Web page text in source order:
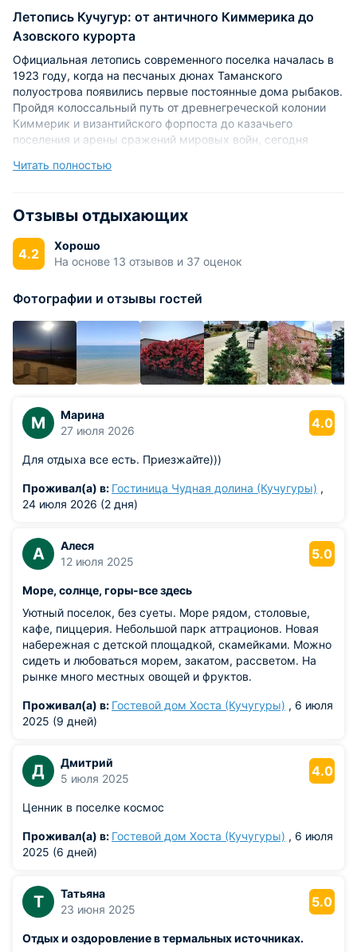
Летопись Кучугур: от античного Киммерика до
Азовского курорта
Официальная летопись современного поселка началась в
1923 году, когда на песчаных дюнах Таманского
полуострова появились первые постоянные дома рыбаков.
Пройдя колоссальный путь от древнегреческой колонии
Киммерик и византийского форпоста до казачьего
поселения и арены сражений мировых войн, сегодня
востребованных курортных центров региона. Если вы
выбрав подходящий вариант по ценам, сервису и отзывам
гостей.
Лингвистические загадки: сугробы казаков и
Само название поселения до сих пор вызывает живые
споры у кавказских филологов и краеведов. По самой
популярной версии, топоним родился благодаря
черноморским казакам, переселившимся на Тамань в
конце XVIII века. Увидев огромные прибрежные песчаные
дюны, намытые ветрами с моря, переселенцы сравнили их
с зимними заносами и использовали колоритное
украинское слово «кучугуры», означавшее снежные
сугробы.
Альтернативная, сугубо приморская гипотеза связывает
имя поселка с процветавшим здесь рыболовным
промыслом. В старину знаменитую местную паюсную
современное название.
княжеству
Земли, на которых стоят Кучугуры, обитаемы с
древнейших времен. Еще в VI веке до нашей эры на этом
высоком уступе вырос греческий портовый город
Киммерик, названный в честь кочевых племен
киммерийцев. Впоследствии полис вошел в состав
могущественного Боспорского королевства со столицей в
Пантикапее (современная Керчь). Эпоха расцвета
поражения боспорских войск в битве с легионами Гая
Юлия Цезаря в Малой Азии.
В III–IV веках нашей эры античную цивилизацию буквально
стерли с лица земли волны воинственных кочевников:
сначала Приазовье разорили готы, а затем опустошили
гунны Аттилы. Позже территории входили в состав
киевский князь Святослав Игоревич не сокрушил хазар. На
развалинах древних городов возникло легендарное
Черниговской династией.
Читать полностью
Отзывы отдыхающих
4.2
Хорошо
На основе 13 отзывов и 37 оценок
Фотографии и отзывы гостей
М
Марина
27 июля 2026
4.0
Для отдыха все есть. Приезжайте)))
Проживал(а) в: Гостиница Чудная долина (Кучугуры) ,
24 июля 2026 (2 дня)
А
Алеся
12 июля 2025
5.0
Море, солнце, горы-все здесь
Уютный поселок, без суеты. Море рядом, столовые,
кафе, пиццерия. Небольшой парк аттрационов. Новая
набережная с детской площадкой, скамейками. Можно
сидеть и любоваться морем, закатом, рассветом. На
рынке много местных овощей и фруктов.
Проживал(а) в: Гостевой дом Хоста (Кучугуры) , 6 июля
2025 (9 дней)
Д
Дмитрий
5 июля 2025
4.0
Ценник в поселке космос
Проживал(а) в: Гостевой дом Хоста (Кучугуры) , 6 июля
2025 (6 дней)
Т
Татьяна
23 июня 2025
5.0
Отдых и оздоровление в термальных источниках.